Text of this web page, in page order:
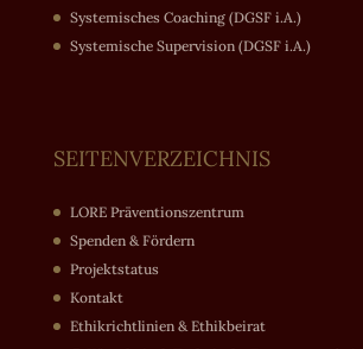
Systemisches Coaching (DGSF i.A.)
Systemische Supervision (DGSF i.A.)
SEITENVERZEICHNIS
LORE Präventionszentrum
Spenden & Fördern
Projektstatus
Kontakt
Ethikrichtlinien & Ethikbeirat